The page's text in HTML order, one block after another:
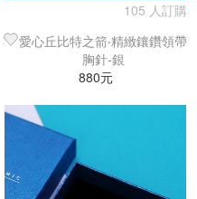
105 人訂購
愛心丘比特之箭‧精緻鑲鑽領帶
胸針-銀
880元